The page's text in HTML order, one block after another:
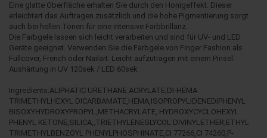
Eine glatte Oberfläche erhalten Sie durch den Honigeffekt. Dieser
erleichtert das Auftragen zusätzlich und die hohe Pigmentierung sorgt
auch bei hellen Tönen für eine intensive Farbbrillanz.
Die Farbgele lassen sich leicht verarbeiten und sind für UV- und LED
Geräte geeignet. Verwenden Sie die Farbgele von Finger Fashion als
Fullcover, French oder Nailart. Leicht aufzutragen mit einem Pinsel.
Aushärtung in UV 120sek / LED 60sek
Ingredients:ALIPHATIC URETHANE ACRYLATE,DI-HEMA
TRIMETHYLHEXYL DICARBAMATE,HEMA,ISOPROPYLIDENEDIPHENYL
BISOXYHYDROXYPROPYL,METHACRYLATE, HYDROXYCYCLOHEXYL
PHENYL KETONE,SILICA,,TRIETHYLENEGLYCOL DIVINYLETHER,ETHYL
TRIMETHYLBENZOYL PHENYLPHOSPHINATE,CI 77266,CI 74260,P-